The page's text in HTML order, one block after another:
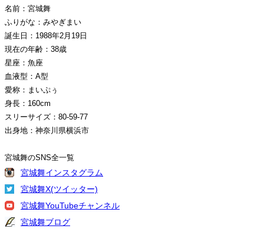
名前：宮城舞
ふりがな：みやぎまい
誕生日：1988年2月19日
現在の年齢：38歳
星座：魚座
血液型：A型
愛称：まいぷぅ
身長：160cm
スリーサイズ：80-59-77
出身地：神奈川県横浜市
宮城舞のSNS全一覧
宮城舞インスタグラム
宮城舞X(ツイッター)
宮城舞YouTubeチャンネル
宮城舞ブログ